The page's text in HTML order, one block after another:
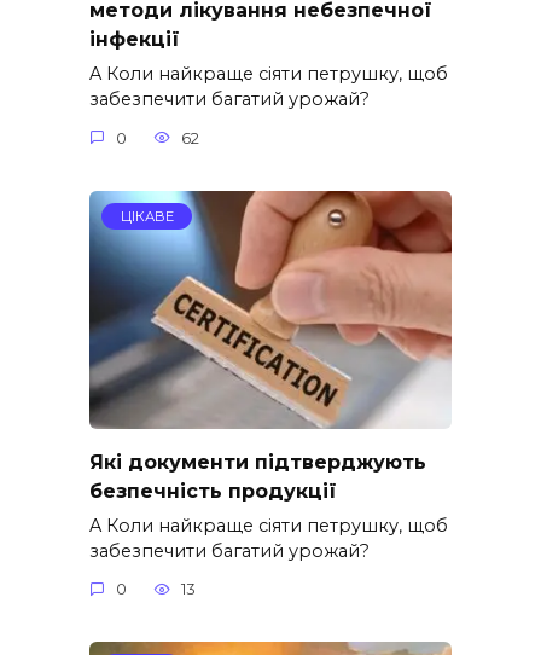
методи лікування небезпечної
інфекції
A Коли найкраще сіяти петрушку, щоб
забезпечити багатий урожай?
0 62
ЦІКАВЕ
Які документи підтверджують
безпечність продукції
A Коли найкраще сіяти петрушку, щоб
забезпечити багатий урожай?
0 13